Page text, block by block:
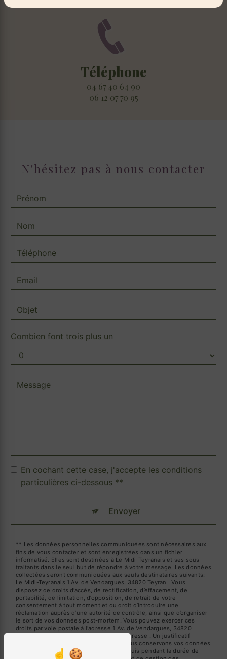
Téléphone
04 67 40 64 90
06 12 07 70 95
N'hésitez pas à nous contacter
Combien font trois plus un
En cochant cette case, j'accepte les conditions
particulières ci-dessous **
Envoyer
** Les données personnelles communiquées sont nécessaires aux
fins de vous contacter et sont enregistrées dans un fichier
informatisé. Elles sont destinées à Le Midi-Teyranais et ses sous-
traitants dans le seul but de répondre à votre message. Les données
collectées seront communiquées aux seuls destinataires suivants:
Le Midi-Teyranais 1 Av. de Vendargues, 34820 Teyran . Vous
disposez de droits d’accès, de rectification, d’effacement, de
portabilité, de limitation, d’opposition, de retrait de votre
consentement à tout moment et du droit d’introduire une
réclamation auprès d’une autorité de contrôle, ainsi que d’organiser
le sort de vos données post-mortem. Vous pouvez exercer ces
droits par voie postale à l'adresse 1 Av. de Vendargues, 34820
Teyran ou par courrier électronique à l'adresse . Un justificatif
d'identité pourra vous être demandé. Nous conservons vos données
pendant la période de prise de contact puis pendant la durée de